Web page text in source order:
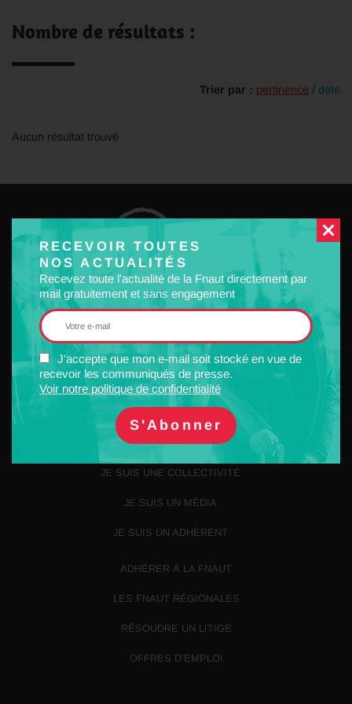
RECEVOIR TOUTES
NOS ACTUALITÉS
Recevez toute l'actualité de la Fnaut directement par
mail gratuitement et sans engagement
J'accepte que mon e-mail soit stocké en vue de
recevoir les communiqués de presse.
Voir notre politique de confidentialité
Nombre de résultats :
Trier par : pertinence / date
Aucun résultat trouvé
32 Rue Raymond Losserand
Nous contacter
JE SUIS UN USAGER
JE SUIS UNE COLLECTIVITÉ
JE SUIS UN MÉDIA
JE SUIS UN ADHÉRENT
ADHÉRER À LA FNAUT
LES FNAUT RÉGIONALES
RÉSOUDRE UN LITIGE
OFFRES D’EMPLOI